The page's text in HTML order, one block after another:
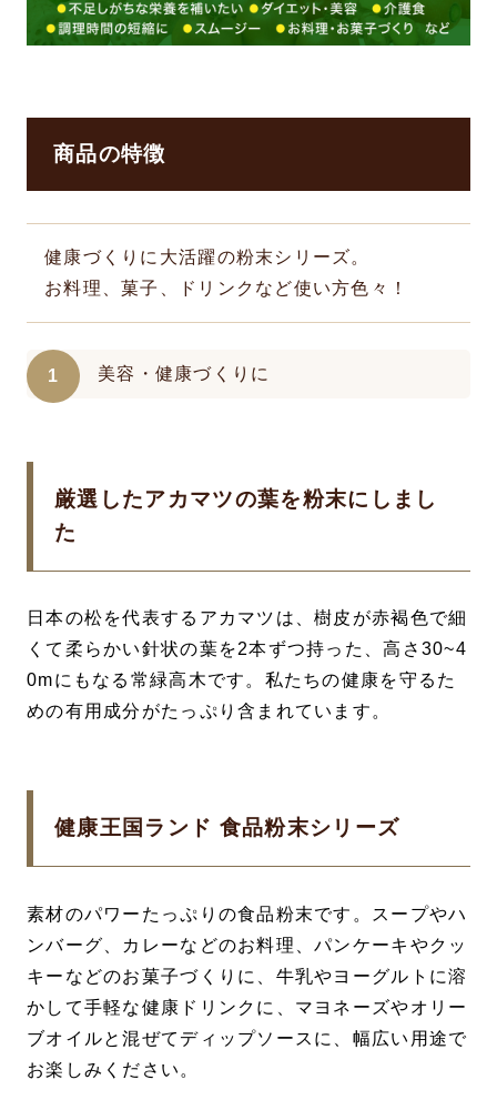
商品の特徴
健康づくりに大活躍の粉末シリーズ。
お料理、菓子、ドリンクなど使い方色々！
美容・健康づくりに
厳選したアカマツの葉を粉末にしまし
た
日本の松を代表するアカマツは、樹皮が赤褐色で細
くて柔らかい針状の葉を2本ずつ持った、高さ30~4
0mにもなる常緑高木です。私たちの健康を守るた
めの有用成分がたっぷり含まれています。
健康王国ランド 食品粉末シリーズ
素材のパワーたっぷりの食品粉末です。スープやハ
ンバーグ、カレーなどのお料理、パンケーキやクッ
キーなどのお菓子づくりに、牛乳やヨーグルトに溶
かして手軽な健康ドリンクに、マヨネーズやオリー
ブオイルと混ぜてディップソースに、幅広い用途で
お楽しみください。